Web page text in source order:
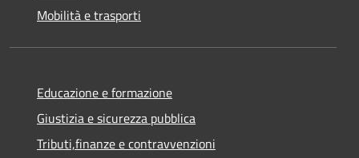
Mobilità e trasporti
Educazione e formazione
Giustizia e sicurezza pubblica
Tributi,finanze e contravvenzioni